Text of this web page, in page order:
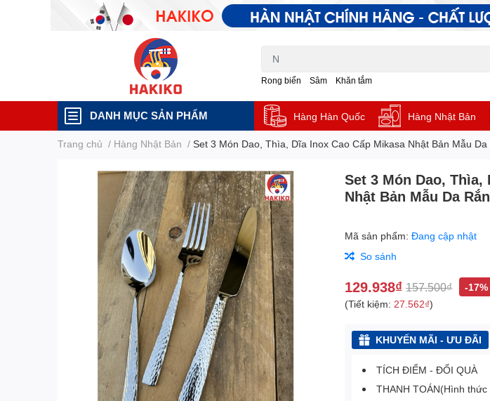
Rong biển Sâm Khăn tắm
DANH MỤC SẢN PHẨM Hàng Hàn Quốc Hàng Nhật Bản
Trang chủ / Hàng Nhật Bản / Set 3 Món Dao, Thìa, Dĩa Inox Cao Cấp Mikasa Nhật Bản Mẫu Da
Set 3 Món Dao, Thìa,
Nhật Bản Mẫu Da Rắn
Mã sản phẩm:Đang cập nhật
So sánh
129.938₫ 157.500₫
-17%
(Tiết kiệm: 27.562₫)
KHUYẾN MÃI - ƯU ĐÃI
TÍCH ĐIỂM - ĐỔI QUÀ
THANH TOÁN(Hình thức